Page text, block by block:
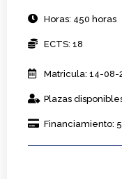
Horas: 450 horas
ECTS: 18
Matricula: 14-08-
Plazas
Financiamiento: